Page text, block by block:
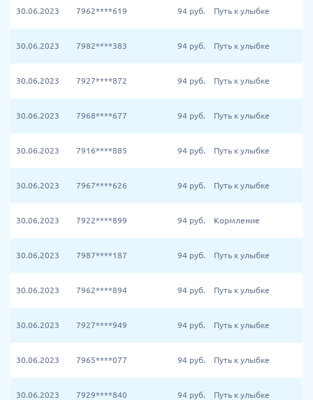
30.06.2023 7962****619 94 руб. Путь к улыбке
30.06.2023 7982****383 94 руб. Путь к улыбке
30.06.2023 7927****872 94 руб. Путь к улыбке
30.06.2023 7968****677 94 руб. Путь к улыбке
30.06.2023 7916****885 94 руб. Путь к улыбке
30.06.2023 7967****626 94 руб. Путь к улыбке
30.06.2023 7922****899 94 руб. Кормление
30.06.2023 7987****187 94 руб. Путь к улыбке
30.06.2023 7962****894 94 руб. Путь к улыбке
30.06.2023 7927****949 94 руб. Путь к улыбке
30.06.2023 7965****077 94 руб. Путь к улыбке
30.06.2023 7929****840 94 руб. Путь к улыбке